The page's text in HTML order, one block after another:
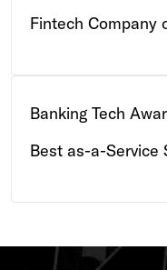
Fintech Company
Banking Tech
Best as-a-Service